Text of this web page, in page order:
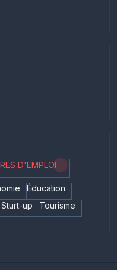
D'EMPLOI
Éducation
Sturt-up
Tourisme